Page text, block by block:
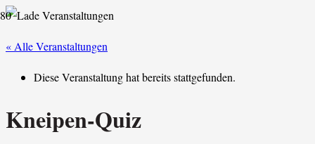
« Alle Veranstaltungen
Diese Veranstaltung hat bereits stattgefunden.
Kneipen-Quiz